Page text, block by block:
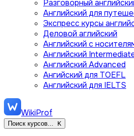
Разговорный
Английский для
Экспресс курсы
Деловой аглийский
Английский с
Английский
Английский Advanced
Ангийский для TOEFL
Английский для IELTS
WikiProf
Поиск курсов... K